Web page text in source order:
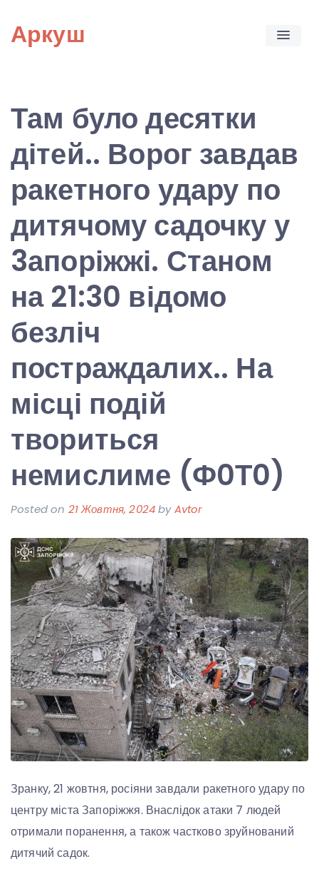
content
Аркуш
Там було десятки
дітей.. Ворог завдав
ракетного удару по
дитячому садочку у
3апоріжжі. Станом
на 21:30 відомо
безліч
постраждалих.. На
місці подій
твориться
немислиме (Ф0Т0)
Posted on 21 Жовтня, 2024byAvtor
Зранку, 21 жовтня, росіяни завдали ракетного удару по
центру міста Запоріжжя. Внаслідок атаки 7 людей
отримали поранення, а також частково зруйнований
дитячий садок.